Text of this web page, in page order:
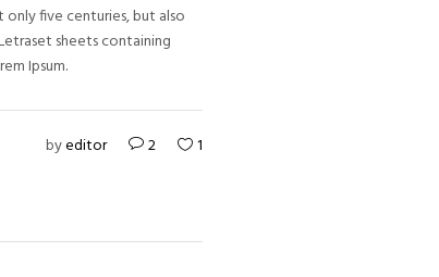
five centuries, but also
sheets containing
Ipsum.
byeditor 2 1